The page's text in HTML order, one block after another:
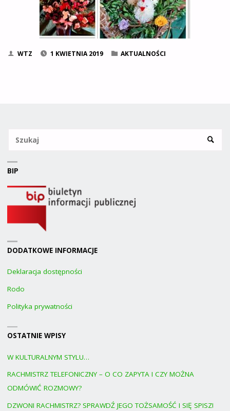
WTZ 1 KWIETNIA 2019 AKTUALNOŚCI
BIP
DODATKOWE INFORMACJE
Deklaracja dostępności
Rodo
Polityka prywatności
OSTATNIE WPISY
W KULTURALNYM STYLU…
RACHMISTRZ TELEFONICZNY – O CO ZAPYTA I CZY MOŻNA
ODMÓWIĆ ROZMOWY?
DZWONI RACHMISTRZ? SPRAWDŹ JEGO TOŻSAMOŚĆ I SIĘ SPISZ!